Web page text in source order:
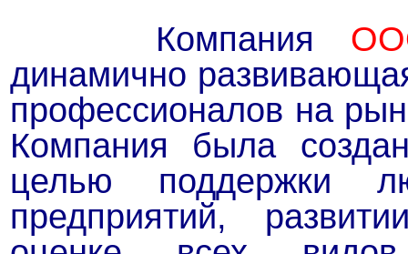
Компания
динамично
профессионалов на
Компания была
целью поддержки
предприятий,